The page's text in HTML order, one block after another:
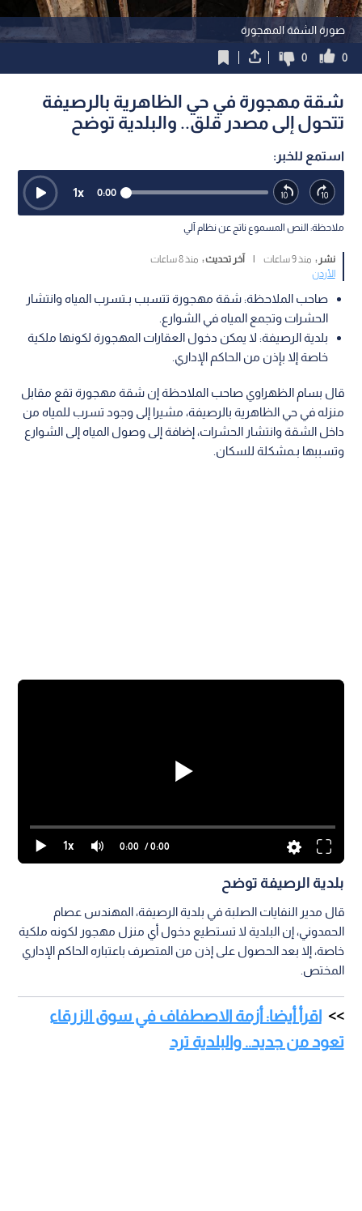
صورة الشقة المهجورة
0
0
شقة مهجورة في حي الظاهرية بالرصيفة
تتحول إلى مصدر قلق.. والبلدية توضح
استمع للخبر:
0:00
1x
ملاحظة: النص المسموع ناتج عن نظام آلي
نشر : منذ 9 ساعات | آخر تحديث : منذ 8 ساعات
الأردن
صاحب الملاحظة: شقة مهجورة تتسبب بـتسرب المياه وانتشار
الحشرات وتجمع المياه في الشوارع.
بلدية الرصيفة: لا يمكن دخول العقارات المهجورة لكونها ملكية
خاصة إلا بإذن من الحاكم الإداري.
قال بسام الظهراوي صاحب الملاحظة إن شقة مهجورة تقع مقابل
منزله في حي الظاهرية بالرصيفة، مشيرا إلى وجود تسرب للمياه من
داخل الشقة وانتشار الحشرات، إضافة إلى وصول المياه إلى الشوارع
وتسببها بـمشكلة للسكان.
1x 0:00 / 0:00
بلدية الرصيفة توضح
قال مدير النفايات الصلبة في بلدية الرصيفة، المهندس عصام
الحمدوني، إن البلدية لا تستطيع دخول أي منزل مهجور لكونه ملكية
خاصة، إلا بعد الحصول على إذن من المتصرف باعتباره الحاكم الإداري
المختص.
اقرأ أيضا: أزمة الاصطفاف في سوق الزرقاء
تعود من جديد.. والبلدية ترد